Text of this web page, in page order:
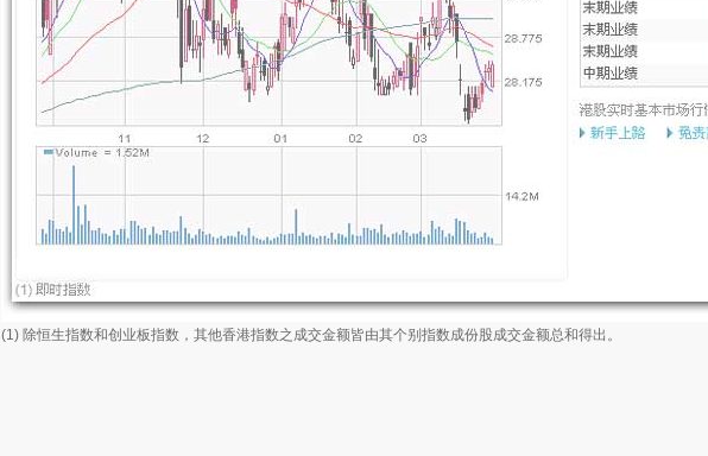
(1) 除恒生指数和创业板指数，其他香港指数之成交金额皆由其个别指数成份股成交金额总和得出。